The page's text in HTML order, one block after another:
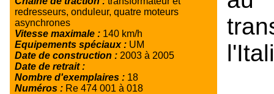
redresseurs, onduleur, quatre moteurs
asynchrones
Vitesse maximale : 140 km/h
Equipements spéciaux : UM
Date de construction : 2003 à 2005
Date de retrait :
Nombre d'exemplaires : 18
Numéros : Re 474 001 à 018